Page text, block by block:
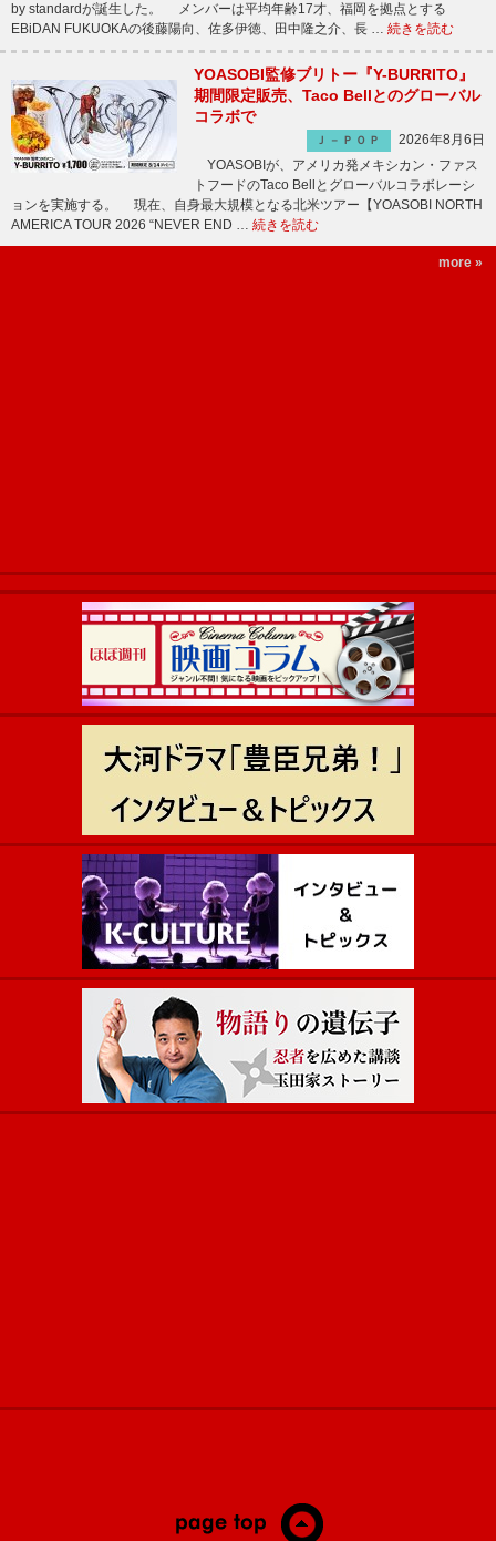
by standardが誕生した。 メンバーは平均年齢17才、福岡を拠点とする
EBiDAN FUKUOKAの後藤陽向、佐多伊徳、田中隆之介、長 … 続きを読む
YOASOBI監修ブリトー『Y-BURRITO』
期間限定販売、Taco Bellとのグローバル
コラボで
Ｊ－ＰＯＰ
2026年8月6日
YOASOBIが、アメリカ発メキシカン・ファス
トフードのTaco Bellとグローバルコラボレーシ
ョンを実施する。 現在、自身最大規模となる北米ツアー【YOASOBI NORTH
AMERICA TOUR 2026 “NEVER END … 続きを読む
more »